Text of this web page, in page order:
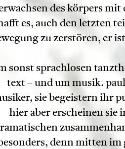
des körpers
es, auch den letzten
zu zerstören, er
sonst sprachlosen
text – und um musik.
sie begeistern ihr
hier aber erscheinen sie
denn mitten im